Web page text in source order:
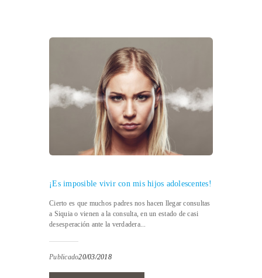
¡Es imposible vivir con mis hijos adolescentes!
Cierto es que muchos padres nos hacen llegar consultas
a Siquia o vienen a la consulta, en un estado de casi
desesperación ante la verdadera...
Publicado20/03/2018